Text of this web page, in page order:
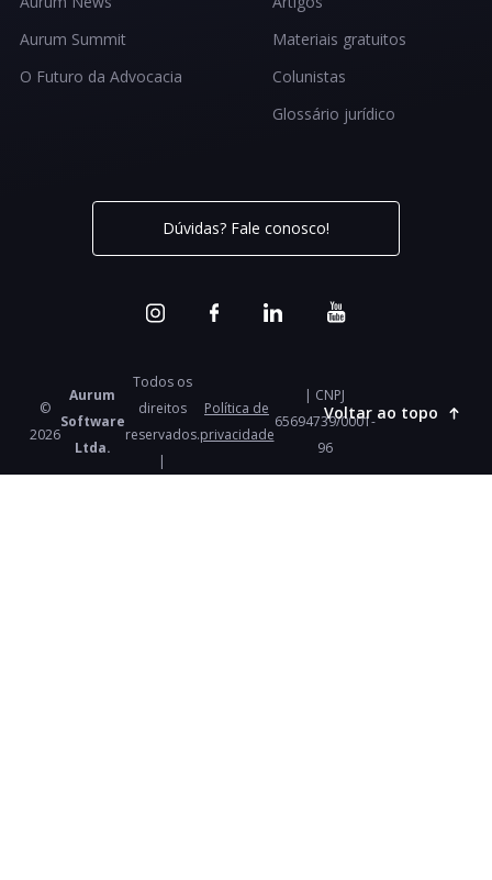
Aurum Summit
O Futuro da Advocacia
Materiais gratuitos
Colunistas
Glossário jurídico
Dúvidas? Fale conosco!
©
2026
Aurum
Software
Ltda.
Todos os
direitos
reservados.
|
Política de
privacidade
| CNPJ
65694739/0001-
96
Voltar ao topo